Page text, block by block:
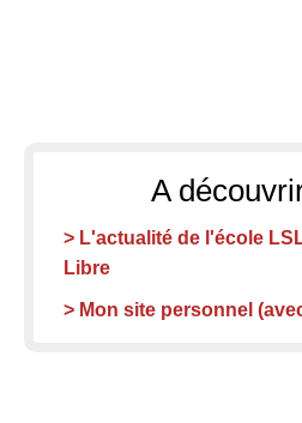
A
> L'actualité de l'école
Libre
> Mon site personnel